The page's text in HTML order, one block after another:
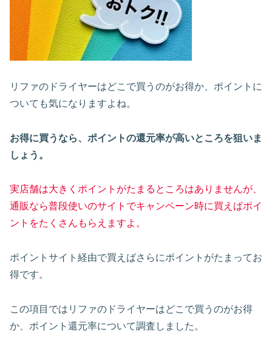
リファのドライヤーはどこで買うのがお得か、ポイントに
ついても気になりますよね。
お得に買うなら、ポイントの還元率が高いところを狙いま
しょう。
実店舗は大きくポイントがたまるところはありませんが、
通販なら普段使いのサイトでキャンペーン時に買えばポイ
ントをたくさんもらえますよ。
ポイントサイト経由で買えばさらにポイントがたまってお
得です。
この項目ではリファのドライヤーはどこで買うのがお得
か、ポイント還元率について調査しました。